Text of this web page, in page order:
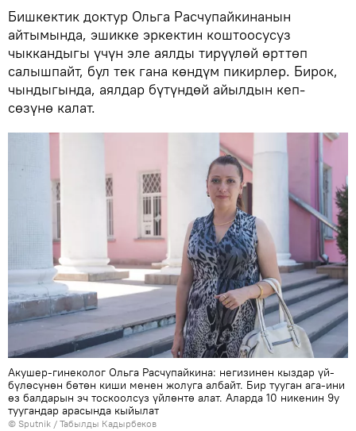
Бишкектик доктур Ольга Расчупайкинанын
айтымында, эшикке эркектин коштоосусуз
чыккандыгы үчүн эле аялды тирүүлөй өрттөп
салышпайт, бул тек гана көндүм пикирлер. Бирок,
чындыгында, аялдар бүтүндөй айылдын кеп-
сөзүнө калат.
Акушер-гинеколог Ольга Расчупайкина: негизинен кыздар үй-
бүлөсүнөн бөтөн киши менен жолуга албайт. Бир тууган ага-ини
өз балдарын эч тоскоолсуз үйлөнтө алат. Аларда 10 никенин 9у
туугандар арасында кыйылат
© Sputnik / Табылды Кадырбеков